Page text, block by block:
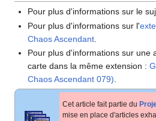
Pour plus d'informations sur le
Pour plus d'informations sur l'
Chaos Ascendant
Pour plus d'informations sur une
carte dans la même extension :
Chaos Ascendant 079).
Cet article fait partie du
mise en place d'articles